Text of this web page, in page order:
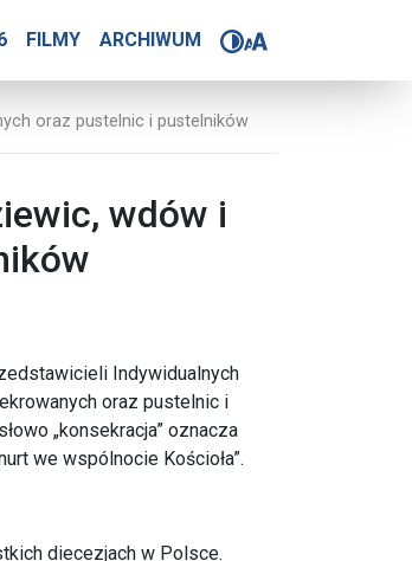
FILMY ARCHIWUM
Kościoła”
oraz pustelnic i pustelników
wdów i
Indywidualnych
oraz pustelnic i
„konsekracja” oznacza
we wspólnocie Kościoła”.
diecezjach w Polsce.